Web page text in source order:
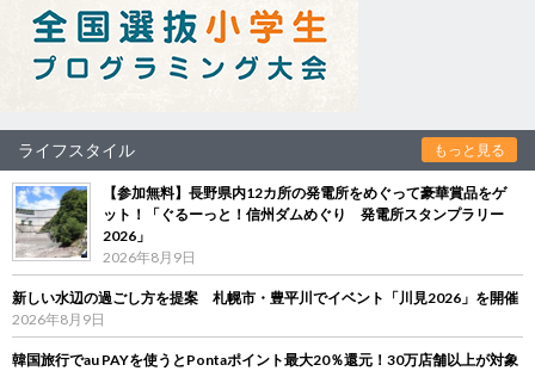
ライフスタイル もっと見る
【参加無料】長野県内12カ所の発電所をめぐって豪華賞品をゲ
ット！「ぐるーっと！信州ダムめぐり 発電所スタンプラリー
2026」
2026年8月9日
新しい水辺の過ごし方を提案 札幌市・豊平川でイベント「川見2026」を開催
2026年8月9日
韓国旅行でau PAYを使うとPontaポイント最大20％還元！30万店舗以上が対象